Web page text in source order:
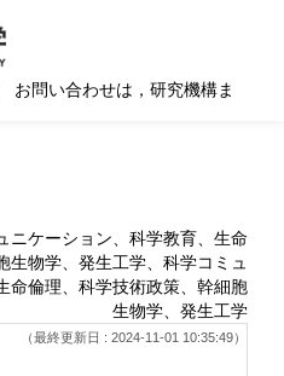
お問い合わせは，研究機構ま
ニケーション、科学教育、生命
生物学、発生工学、科学コミュ
命倫理、科学技術政策、幹細胞
生物学、発生工学
（最終更新日 : 2024-11-01 10:35:49）